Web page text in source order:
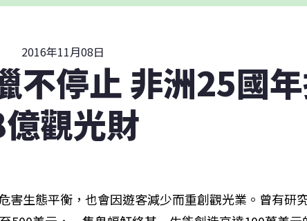
2016年11月08日
不停止 非洲25國
觀光財
害生態平衡，也會因遊客減少而重創觀光業。曾有研